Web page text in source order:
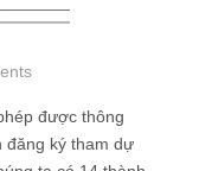
được thông
đăng ký tham dự